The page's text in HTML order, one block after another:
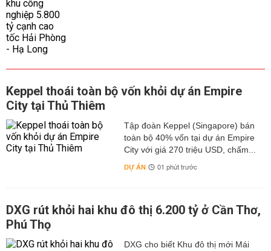
Keppel thoái toàn bộ vốn khỏi dự án Empire
City tại Thủ Thiêm
Tập đoàn Keppel (Singapore) bán
toàn bộ 40% vốn tại dự án Empire
City với giá 270 triệu USD, chấm...
DỰ ÁN 01 phút trước
DXG rút khỏi hai khu đô thị 6.200 tỷ ở Cần Thơ,
Phú Thọ
DXG cho biết Khu đô thị mới Mái